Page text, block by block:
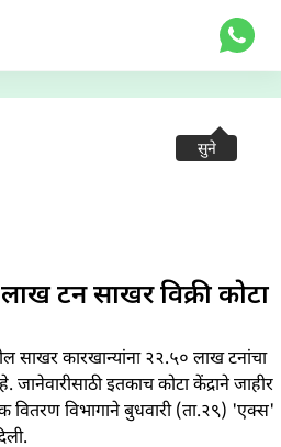
सुने
टन साखर विक्री कोटा
साखर कारखान्यांना २२.५० लाख टनांचा
इतकाच कोटा केंद्राने जाहीर
वितरण विभागाने बुधवारी (ता.२९) 'एक्स'